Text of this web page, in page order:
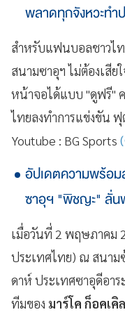
พลาดทุกจังหวะทำ
สำหรับแฟนบอลชาวไท
สนามซาอุฯ ไม่ต้องเสีย
หน้าจอได้แบบ "ดูฟรี"
ไทยลงทำการแข่งขัน
Youtube : BG Sports
อัปเดตความพร้อ
ซาอุฯ "พิชญะ" ลั่น
เมื่อวันที่ 2 พฤษภาคม
ประเทศไทย) ณ สนาม
ดาห์ ประเทศซาอุดีอา
ทีมของ มาร์โค ก็อคเคิล